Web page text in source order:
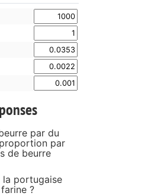
par du
par
de beurre
la portugaise
?